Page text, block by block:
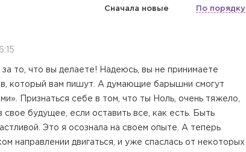
Сначала новые По порядку
за то, что вы делаете! Надеюсь, вы не принимаете
который вам пишут. А думающие барышни смогут
Признаться себе в том, что ты Ноль, очень тяжело,
свое будущее, если оставить все, как есть. Быть
Это я осознала на своем опыте. А теперь
направлении двигаться, и уже спаслась от некоторых